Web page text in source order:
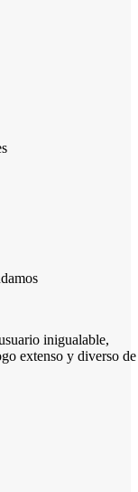
inigualable,
extenso y diverso de